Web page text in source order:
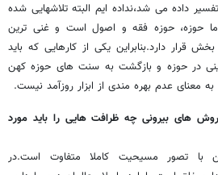
داده می شد،نداده ایم البته تلاشهایی شده
حوزه، حوزه فقه و اصول است و غنی ترین
قرار دارد.بنابراین یکی از کارهایی که باید
در حوزه و بازگشت به سنت های حوزه کهن
معنای عدم بهره مندی از ابزار روزآمد نیست.
روش های بیرونی چه ظرافت هایی را باید مورد
با تصور مسیحیت کاملا متفاوت است.در